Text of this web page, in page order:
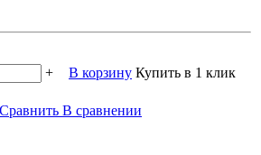
+ В корзину Купить в 1 клик
Сравнить В сравнении